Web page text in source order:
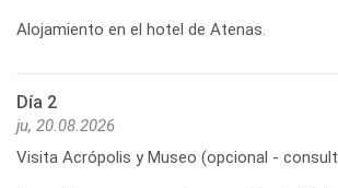
Alojamiento en el hotel de Atenas.
Día 2
ju, 20.08.2026
Visita Acrópolis y Museo (opcional -